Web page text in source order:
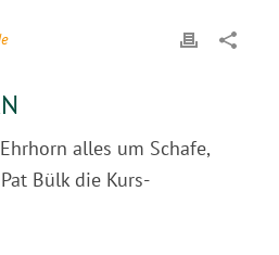
alles um Schafe,
Bülk die Kurs-